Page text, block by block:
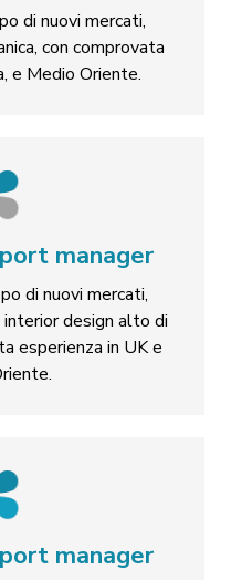
di nuovi mercati,
con comprovata
e Medio Oriente.
manager
di nuovi mercati,
design alto di
esperienza in UK e
manager